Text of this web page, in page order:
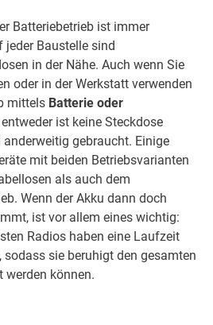
Batteriebetrieb ist immer
Baustelle sind
in der Nähe. Auch wenn Sie
oder in der Werkstatt verwenden
mittels Batterie oder
ist keine Steckdose
gebraucht. Einige
mit beiden Betriebsvarianten
als auch dem
Wenn der Akku dann doch
ist vor allem eines wichtig:
Radios haben eine Laufzeit
sodass sie beruhigt den gesamten
werden können.